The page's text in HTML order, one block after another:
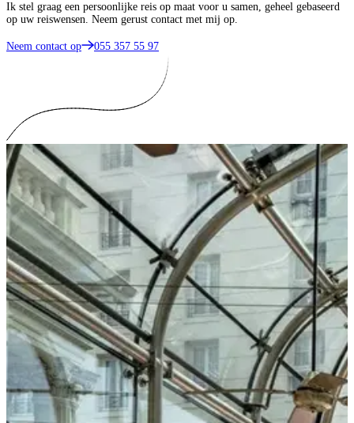
Ik stel graag een persoonlijke reis op maat voor u samen, geheel gebaseerd
op uw reiswensen. Neem gerust contact met mij op.
Neem contact op 055 357 55 97